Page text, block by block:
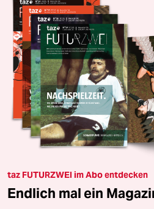
taz FUTURZWEI im Abo entdecken
Endlich mal ein